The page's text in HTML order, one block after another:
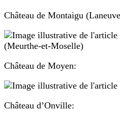
Château de Montaigu
Château de Moyen:
Château d’Onville: